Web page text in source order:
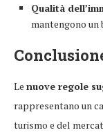
Qualità
mantengono un
Le nuove regole
rappresentano un
turismo e del